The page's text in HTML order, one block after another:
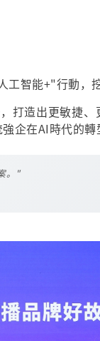
智能+"行動，
打造出更敏捷
企在AI時代的轉
。"